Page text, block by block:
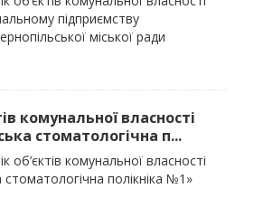
підприємству
міської ради
комунальної власності
стоматологічна п...
об’єктів комунальної власності
полікніка №1»